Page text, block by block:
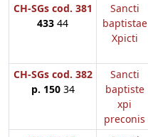
CH-SGs cod. 381
433 44
Sancti
baptistae
Xpicti
CH-SGs cod. 382
p. 15034
Sancti
baptiste
xpi
preconis